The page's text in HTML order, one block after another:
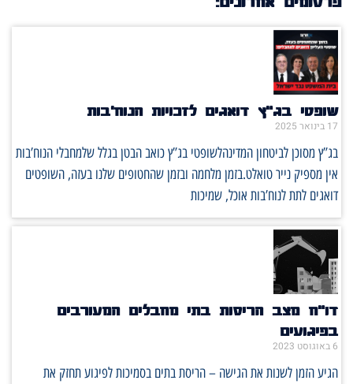
שופטי בג”ץ דואגים לזכויות הנוח'בות
17 בינואר 2025
בג”ץ מסוכן לביטחון המדינהלשופטי בג”ץ כואב הבטן בגלל שלמחבלי הנוח’בות
אין מספיק נייר טואלט.בזמן מלחמה ובזמן שהחטופים שלנו בעזה, השופטים
דואגים לתת לנוח’בות אוכל, שמיכות
דו"ח מצב הריסות בתי מחבלים המעורבים
בפיגועים
6 באוגוסט 2023
הגיע הזמן לשנות את הגישה – הריסת בתים בסמיכות לפיגוע תחזק את